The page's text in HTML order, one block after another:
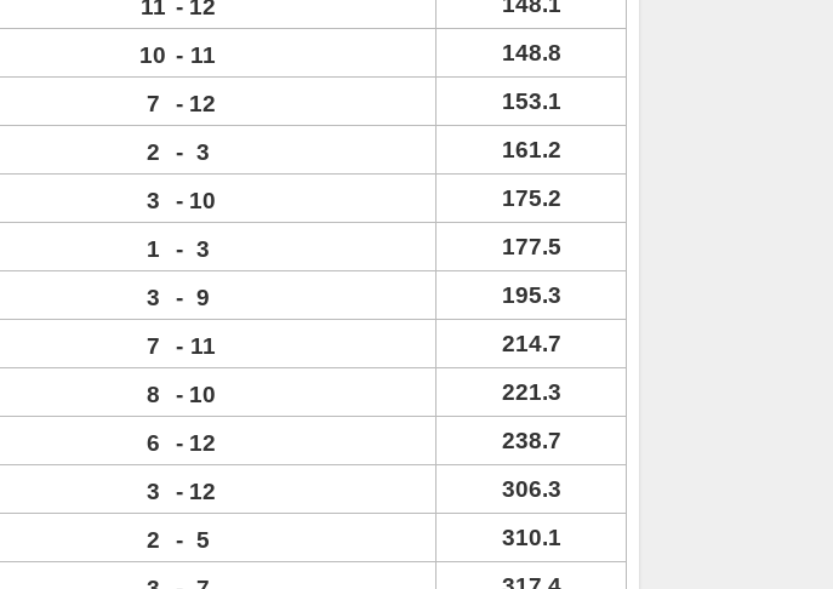
11 - 12
10 - 11
148.8
7 - 12
153.1
2 - 3
161.2
3 - 10
175.2
1 - 3
177.5
3 - 9
195.3
7 - 11
214.7
8 - 10
221.3
6 - 12
238.7
3 - 12
306.3
2 - 5
310.1